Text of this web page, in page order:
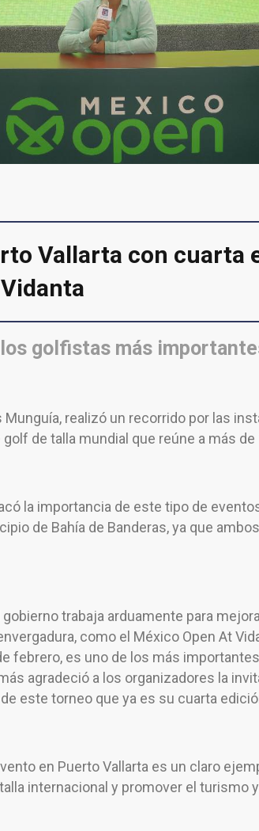
Vallarta con cuarta
golfistas más
Munguía, realizó un recorrido por las
de talla mundial que reúne a más
la importancia de este tipo de
de Bahía de Banderas, ya que
trabaja arduamente para
como el México Open At
febrero, es uno de los más importantes
agradeció a los organizadores la
este torneo que ya es su cuarta
en Puerto Vallarta es un claro
internacional y promover el turismo